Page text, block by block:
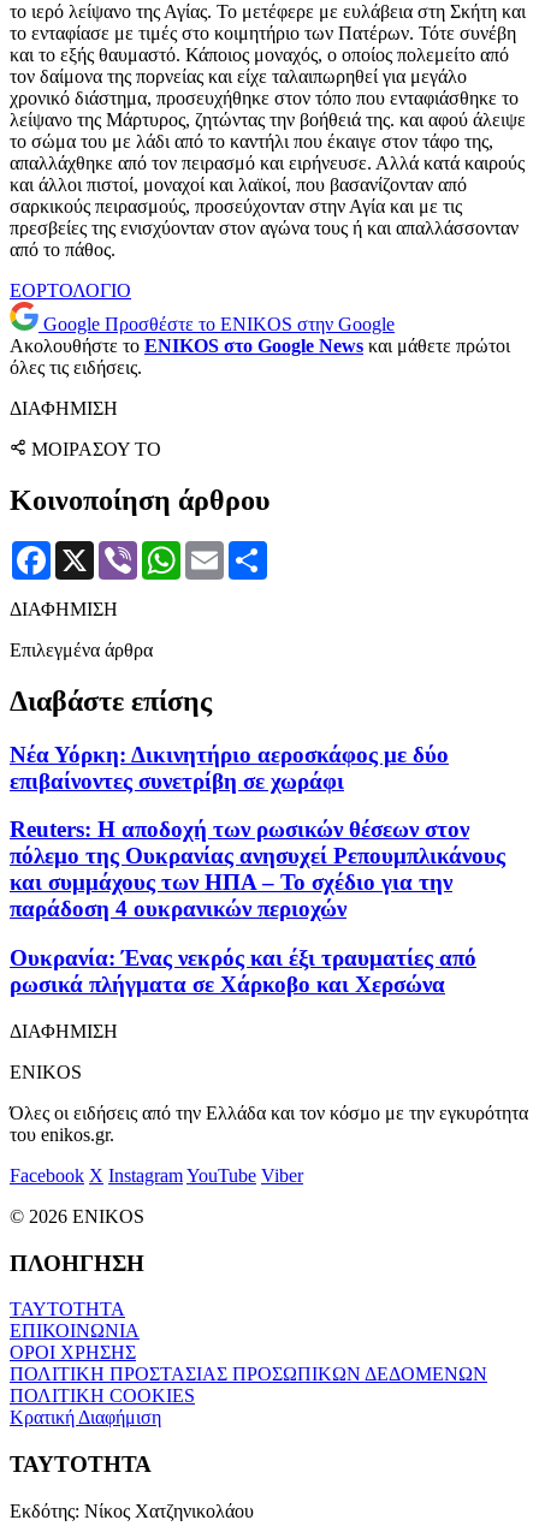
το ιερό λείψανο της Αγίας. Το μετέφερε με ευλάβεια στη Σκήτη και
το ενταφίασε με τιμές στο κοιμητήριο των Πατέρων. Τότε συνέβη
και το εξής θαυμαστό. Κάποιος μοναχός, ο οποίος πολεμείτο από
τον δαίμονα της πορνείας και είχε ταλαιπωρηθεί για μεγάλο
χρονικό διάστημα, προσευχήθηκε στον τόπο που ενταφιάσθηκε το
λείψανο της Μάρτυρος, ζητώντας την βοήθειά της. και αφού άλειψε
το σώμα του με λάδι από το καντήλι που έκαιγε στον τάφο της,
απαλλάχθηκε από τον πειρασμό και ειρήνευσε. Αλλά κατά καιρούς
και άλλοι πιστοί, μοναχοί και λαϊκοί, που βασανίζονταν από
σαρκικούς πειρασμούς, προσεύχονταν στην Αγία και με τις
πρεσβείες της ενισχύονταν στον αγώνα τους ή και απαλλάσσονταν
από το πάθος.
ΕΟΡΤΟΛΟΓΙΟ
Google Προσθέστε το ENIKOS στην Google
Ακολουθήστε το ENIKOS στο Google News και μάθετε πρώτοι
όλες τις ειδήσεις.
ΔΙΑΦΗΜΙΣΗ
ΜΟΙΡΑΣΟΥ ΤΟ
Κοινοποίηση άρθρου
Facebook
X Viber WhatsApp
Email
ΔΙΑΦΗΜΙΣΗ
Επιλεγμένα άρθρα
Διαβάστε επίσης
Νέα Υόρκη: Δικινητήριο αεροσκάφος με δύο
επιβαίνοντες συνετρίβη σε χωράφι
Reuters: Η αποδοχή των ρωσικών θέσεων στον
πόλεμο της Ουκρανίας ανησυχεί Ρεπουμπλικάνους
και συμμάχους των ΗΠΑ – Το σχέδιο για την
παράδοση 4 ουκρανικών περιοχών
Ουκρανία: Ένας νεκρός και έξι τραυματίες από
ρωσικά πλήγματα σε Χάρκοβο και Χερσώνα
ΔΙΑΦΗΜΙΣΗ
ENIKOS
Όλες οι ειδήσεις από την Ελλάδα και τον κόσμο με την εγκυρότητα
του enikos.gr.
Facebook X InstagramYouTube Viber
© 2026 ENIKOS
ΠΛΟΗΓΗΣΗ
ΤΑΥΤΟΤΗΤΑ
ΕΠΙΚΟΙΝΩΝΙΑ
ΟΡΟΙ ΧΡΗΣΗΣ
ΠΟΛΙΤΙΚΗ ΠΡΟΣΤΑΣΙΑΣ ΠΡΟΣΩΠΙΚΩΝ ΔΕΔΟΜΕΝΩΝ
ΠΟΛΙΤΙΚΗ COOKIES
Κρατική Διαφήμιση
ΤΑΥΤΟΤΗΤΑ
Εκδότης: Νίκος Χατζηνικολάου